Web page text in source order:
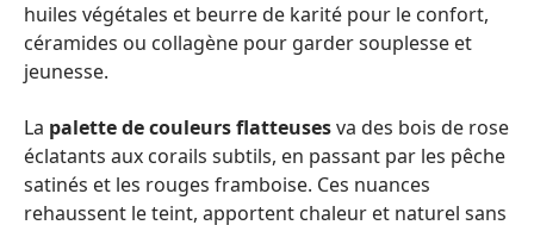
huiles végétales et beurre de karité pour le confort,
céramides ou collagène pour garder souplesse et
jeunesse.
La palette de couleurs flatteusesva des bois de rose
éclatants aux corails subtils, en passant par les pêche
satinés et les rouges framboise. Ces nuances
rehaussent le teint, apportent chaleur et naturel sans